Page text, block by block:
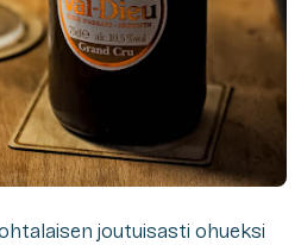
joutuisasti ohueksi